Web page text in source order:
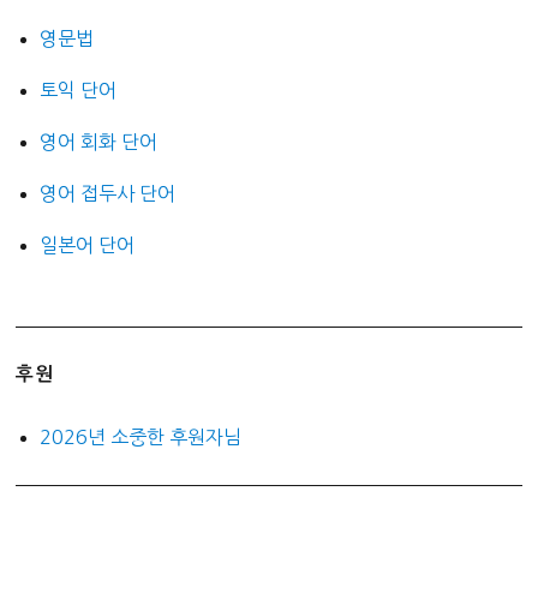
영문법
토익 단어
영어 회화 단어
영어 접두사 단어
일본어 단어
후원
2026년 소중한 후원자님